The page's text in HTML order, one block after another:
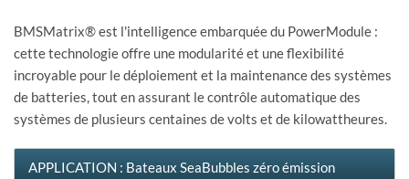
BMSMatrix® est l'intelligence embarquée du PowerModule :
cette technologie offre une modularité et une flexibilité
incroyable pour le déploiement et la maintenance des systèmes
de batteries, tout en assurant le contrôle automatique des
systèmes de plusieurs centaines de volts et de kilowattheures.
APPLICATION : Bateaux SeaBubbles zéro émission